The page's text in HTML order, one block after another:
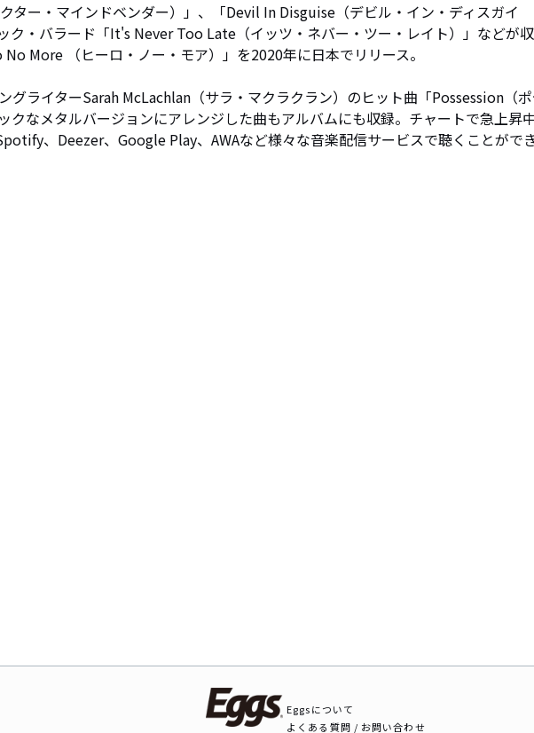
ター・マインドベンダー）」、「Devil In Disguise（デビル・イン・ディスガイ
ク・バラード「It's Never Too Late（イッツ・ネバー・ツー・レイト）」などが
More （ヒーロ・ノー・モア）」を2020年に日本でリリース。
グライターSarah McLachlan（サラ・マクラクラン）のヒット曲「Possession（
クなメタルバージョンにアレンジした曲もアルバムにも収録。チャートで急上昇
、Deezer、Google Play、AWAなど様々な音楽配信サービスで聴くことがで
Eggsについて
よくある質問 / お問い合わせ